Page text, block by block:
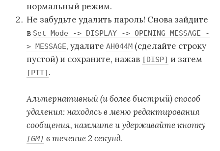
нормальный режим.
Не забудьте удалить пароль! Снова зайдите
в Set Mode -> DISPLAY -> OPENING MESSAGE -
> MESSAGE, удалите AH044M (сделайте строку
пустой) и сохраните, нажав [DISP] и затем
[PTT] .
Альтернативный (и более быстрый) способ
удаления: находясь в меню редактирования
сообщения, нажмите и удерживайте кнопку
[GM] в течение 2 секунд.